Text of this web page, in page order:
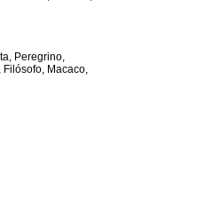
Peregrino,
Macaco,